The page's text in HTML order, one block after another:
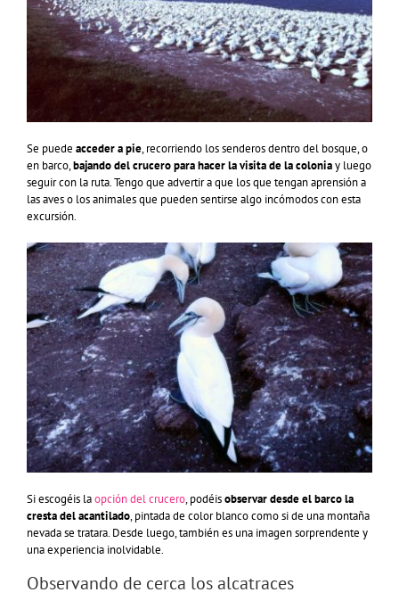
Se puede acceder a pie, recorriendo los senderos dentro del bosque, o
en barco,bajando del crucero para hacer la visita de la coloniay luego
seguir con la ruta. Tengo que advertir a que los que tengan aprensión a
las aves o los animales que pueden sentirse algo incómodos con esta
excursión.
Si escogéis laopción del crucero, podéisobservar desde el barco la
cresta del acantilado, pintada de color blanco como si de una montaña
nevada se tratara. Desde luego, también es una imagen sorprendente y
una experiencia inolvidable.
Observando de cerca los alcatraces